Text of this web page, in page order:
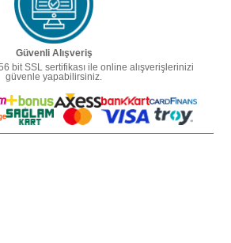
Güvenli Alışveriş
bit SSL sertifikası ile online alışverişlerinizi
güvenle yapabilirsiniz.